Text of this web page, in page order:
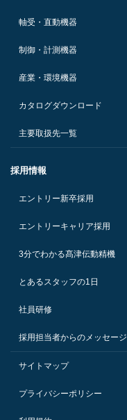
軸受・直動機器
制御・計測機器
産業・環境機器
カタログダウンロード
主要取扱先一覧
採用情報
エントリー新卒採用
エントリーキャリア採用
3分でわかる髙津伝動精機
とあるスタッフの1日
社員研修
採用担当者からのメッセージ
サイトマップ
プライバシーポリシー